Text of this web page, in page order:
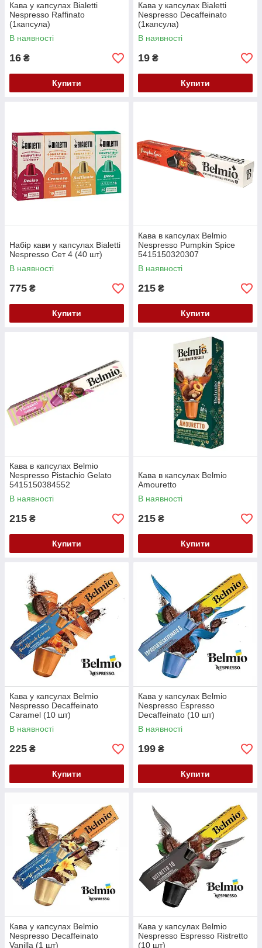
Кава у капсулах Bialetti
Nespresso Raffinato
(1капсула)
В наявності
16 ₴
Купити
Кава у капсулах Bialetti
Nespresso Decaffeinato
(1капсула)
В наявності
19 ₴
Купити
Набір кави у капсулах Bialetti
Nespresso Сет 4 (40 шт)
В наявності
775 ₴
Купити
Кава в капсулах Belmio
Nespresso Pumpkin Spice
5415150320307
В наявності
215 ₴
Купити
Кава в капсулах Belmio
Nespresso Pistachio Gelato
5415150384552
В наявності
215 ₴
Купити
Кава в капсулах Belmio
Amouretto
В наявності
215 ₴
Купити
Кава у капсулах Belmio
Nespresso Decaffeinato
Caramel (10 шт)
В наявності
225 ₴
Купити
Кава у капсулах Belmio
Nespresso Espresso
Decaffeinato (10 шт)
В наявності
199 ₴
Купити
Кава у капсулах Belmio
Nespresso Decaffeinato
Vanilla (1 шт)
Кава у капсулах Belmio
Nespresso Espresso Ristretto
(10 шт)